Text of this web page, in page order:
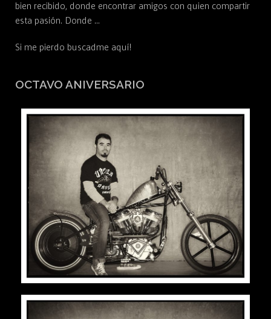
bien recibido, donde encontrar amigos con quien compartir
esta pasión. Donde …
Si me pierdo buscadme aquí!
OCTAVO ANIVERSARIO